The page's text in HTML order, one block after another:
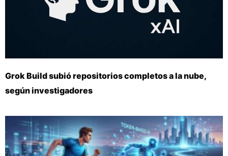
Grok Build subió repositorios completos a la nube,
según investigadores